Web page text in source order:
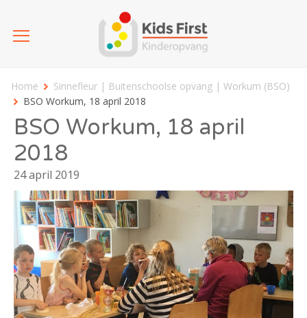
Home
Sinnefleur | Buitenschoolse opvang | Workum (BSO)
BSO Workum, 18 april 2018
BSO Workum, 18 april
2018
24 april 2019